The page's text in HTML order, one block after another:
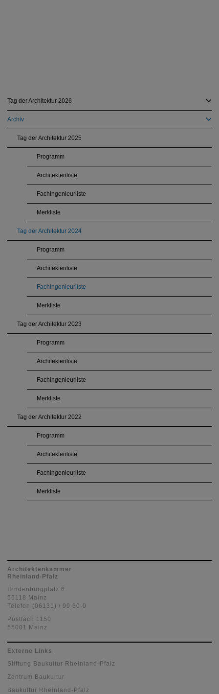
Tag der Architektur 2026
Archiv
Tag der Architektur 2025
Programm
Architektenliste
Fachingenieurliste
Merkliste
Tag der Architektur 2024
Programm
Architektenliste
Fachingenieurliste
Merkliste
Tag der Architektur 2023
Programm
Architektenliste
Fachingenieurliste
Merkliste
Tag der Architektur 2022
Programm
Architektenliste
Fachingenieurliste
Merkliste
Architektenkammer
Rheinland-Pfalz
Hindenburgplatz 6
55118 Mainz
Telefon (06131) / 99 60-0
Postfach 1150
55001 Mainz
Externe Links
Stiftung Baukultur Rheinland-Pfalz
Zentrum Baukultur
Baukultur Rheinland-Pfalz